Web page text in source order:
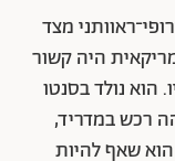
מצד
היה קשור
הוא נולד בסנטו
רכש במדריד,
שאף להיות